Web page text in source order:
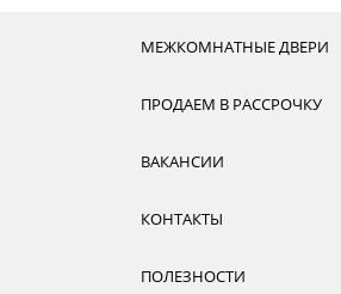
МЕЖКОМНАТНЫЕ ДВЕРИ
ПРОДАЕМ В РАССРОЧКУ
ВАКАНСИИ
КОНТАКТЫ
ПОЛЕЗНОСТИ